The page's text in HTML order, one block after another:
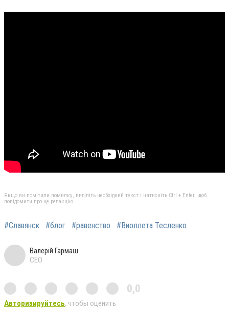
Якщо ви помітили помилку, виділіть необхідний текст і натисніть Ctrl + Enter, щоб
повідомити про це редакцію
#Славянск #блог #равенство #Виоллета Тесленко
Валерій Гармаш
CEO
0,0
Авторизируйтесь, чтобы оценить